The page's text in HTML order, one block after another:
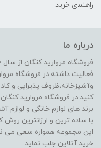
راهنمای خرید
درباره ما
فعالیت داشته.در فروشگاه
وآشپزخانه،ظروف پذیرایی و
کنید.در فروشگاه مروارید
برند های لوازم خانگی و
با ساده ترین و ارزانترین روش
این مجموعه همواره سعی می
خرید آنلاین جلب نماید.